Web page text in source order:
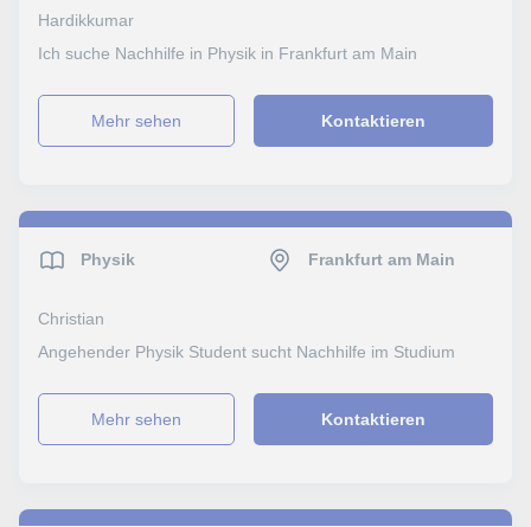
Hardikkumar
Ich suche Nachhilfe in Physik in Frankfurt am Main
Mehr sehen Kontaktieren
Physik Frankfurt am Main
Christian
Angehender Physik Student sucht Nachhilfe im Studium
Mehr sehen Kontaktieren